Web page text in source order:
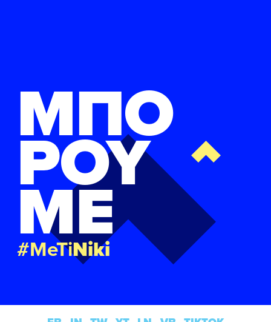
ΜΠΟ
ΡΟΥ
ΜΕ
#MeTiNiki